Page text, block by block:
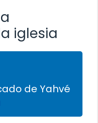
iglesia
de Yahvé